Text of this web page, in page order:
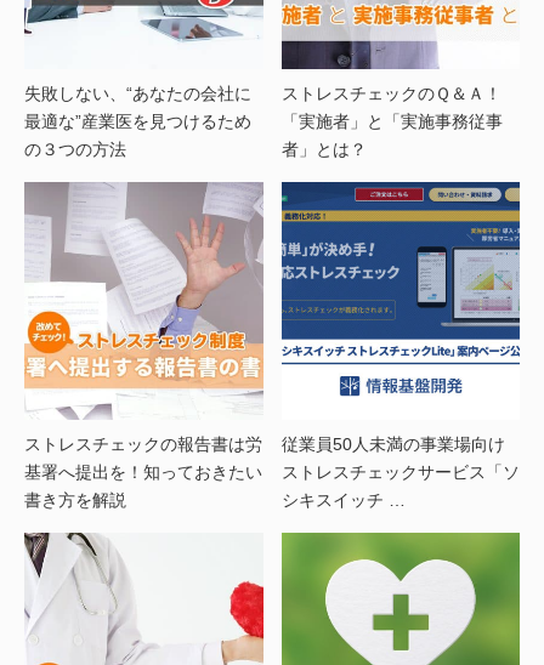
失敗しない、“あなたの会社に
最適な”産業医を見つけるため
の３つの方法
ストレスチェックのＱ＆Ａ！
「実施者」と「実施事務従事
者」とは？
ストレスチェックの報告書は労
基署へ提出を！知っておきたい
書き方を解説
従業員50人未満の事業場向け
ストレスチェックサービス「ソ
シキスイッチ …